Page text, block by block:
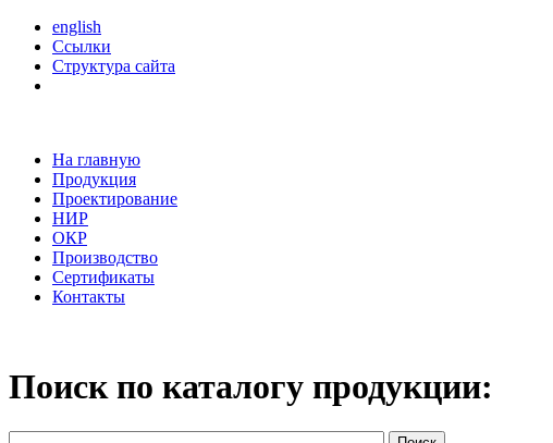
english
Ссылки
Структура сайта
На главную
Продукция
Проектирование
НИР
ОКР
Производство
Сертификаты
Контакты
Поиск по каталогу продукции: